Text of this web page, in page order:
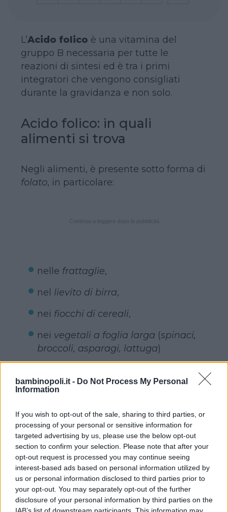
bambinopoli.it - Do Not Process My Personal
Information
If you wish to opt-out of the sale, sharing to third parties, or
processing of your personal or sensitive information for
targeted advertising by us, please use the below opt-out
section to confirm your selection. Please note that after your
opt-out request is processed you may continue seeing
interest-based ads based on personal information utilized by
us or personal information disclosed to third parties prior to
your opt-out. You may separately opt-out of the further
disclosure of your personal information by third parties on the
IAB’s list of downstream participants. This information may
L’Acido folico è una vitamina del
gruppo B necessaria per tutte le
reazioni di sintesi ed è tra i primi
integratori che vengono consigliati
durante la gravidanza e non solo.
Acido folico: in quali
alimenti si trova
Negli alimenti, è presente sotto forma di
folato, in particolare:
nelle frattaglie,
nel lievito di birra,
nei fiocchi di cereali,
nei vegetali a foglia larga (spinaci,
broccoli, asparagi, lattuga)
nellatte
nelleuovaanche se il loro
assorbimento (per questioni di
composizione molecolare e perché
in parte viene disperso durante la
cottura) è decisamente inferiore
rispetto all’assorbimento dell’acido
folico ottenuto per sintesi.